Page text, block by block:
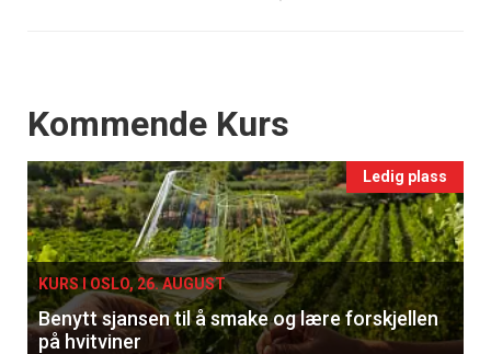
Events
Kommende Kurs
Ledig plass
KURS I OSLO, 26. AUGUST
Benytt sjansen til å smake og lære forskjellen
på hvitviner